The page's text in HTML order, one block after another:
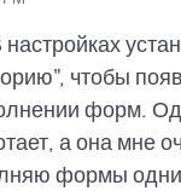
чтобы
форм.
а она мне
формы